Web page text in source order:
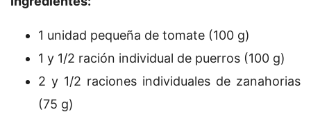
1 unidad pequeña de tomate (100 g)
1 y 1/2 ración individual de puerros (100 g)
2 y 1/2 raciones individuales de zanahorias
(75 g)